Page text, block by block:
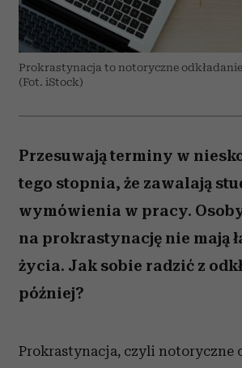
Prokrastynacja to notoryczne
(Fot. iStock)
Przesuwają terminy w
tego stopnia, że zawalają
wymówienia w pracy.
na prokrastynację nie mają
życia. Jak sobie radzić z
później?
Prokrastynacja, czyli notoryczne